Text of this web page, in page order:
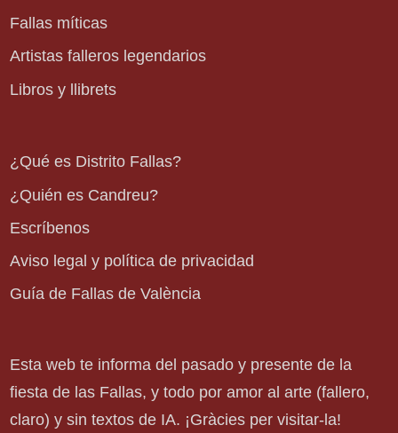
Fallas míticas
Artistas falleros legendarios
Libros y llibrets
¿Qué es Distrito Fallas?
¿Quién es Candreu?
Escríbenos
Aviso legal y política de privacidad
Guía de Fallas de València
Esta web te informa del pasado y presente de la
fiesta de las Fallas, y todo por amor al arte (fallero,
claro) y sin textos de IA. ¡Gràcies per visitar-la!